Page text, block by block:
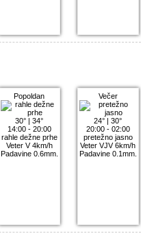
Popoldan
30° |34°
14:00 - 20:00
rahle dežne prhe
Veter V 4km/h
Padavine 0.6mm.
Večer
24° |30°
20:00 - 02:00
pretežno jasno
Veter VJV 6km/h
Padavine 0.1mm.